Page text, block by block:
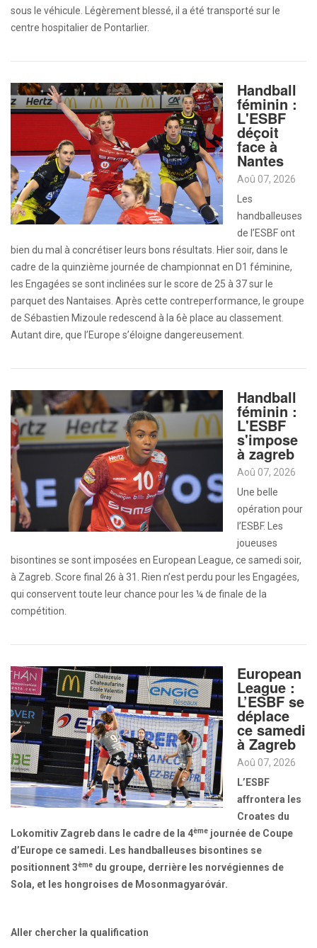
sous le véhicule. Légèrement blessé, il a été transporté sur le
centre hospitalier de Pontarlier.
Handball
féminin :
L'ESBF
déçoit
face à
Nantes
Aoû 07, 2026
Les
handballeuses
de l’ESBF ont
bien du mal à concrétiser leurs bons résultats. Hier soir, dans le
cadre de la quinzième journée de championnat en D1 féminine,
les Engagées se sont inclinées sur le score de 25 à 37 sur le
parquet des Nantaises. Après cette contreperformance, le groupe
de Sébastien Mizoule redescend à la 6è place au classement.
Autant dire, que l’Europe s’éloigne dangereusement.
Handball
féminin :
L'ESBF
s'impose
à zagreb
Aoû 07, 2026
Une belle
opération pour
l’ESBF. Les
joueuses
bisontines se sont imposées en European League, ce samedi soir,
à Zagreb. Score final 26 à 31. Rien n’est perdu pour les Engagées,
qui conservent toute leur chance pour les ¼ de finale de la
compétition.
European
League :
L’ESBF se
déplace
ce samedi
à Zagreb
Aoû 07, 2026
L’ESBF
affrontera les
Croates du
Lokomitiv Zagreb dans le cadre de la 4ème journée de Coupe
d’Europe ce samedi. Les handballeuses bisontines se
positionnent 3ème du groupe, derrière les norvégiennes de
Sola, et les hongroises de Mosonmagyaróvár.
Aller chercher la qualification